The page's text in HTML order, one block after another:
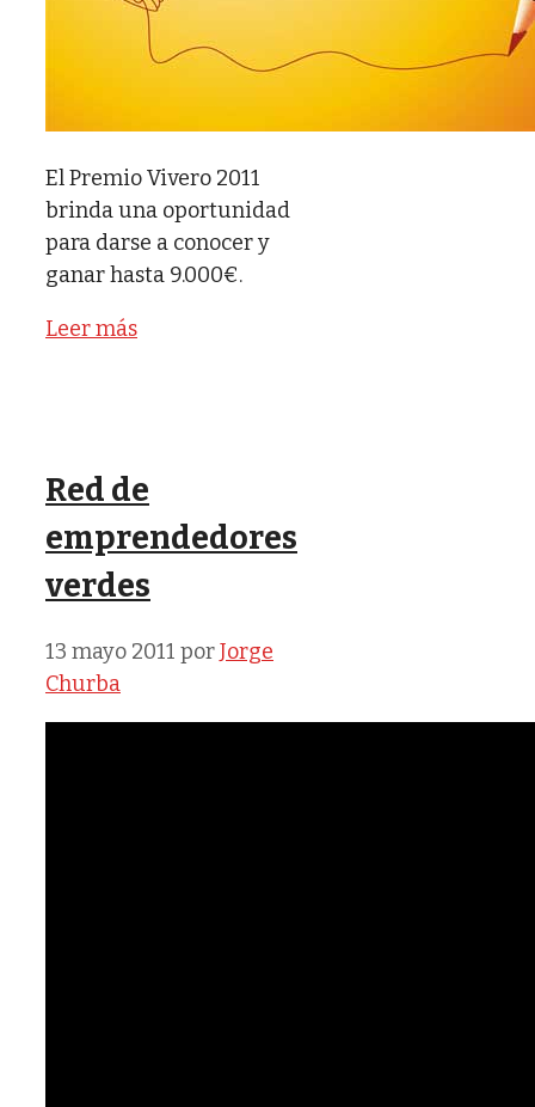
El Premio Vivero 2011
brinda una oportunidad
para darse a conocer y
ganar hasta 9.000€.
Leer más
Red de
emprendedores
verdes
13 mayo 2011 porJorge
Churba